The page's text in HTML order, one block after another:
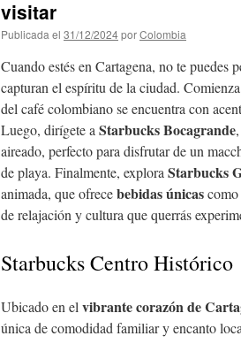
visitar
Publicada el 31/12/2024porColombia
Cuando estés en Cartagena, no te puedes
capturan el espíritu de la ciudad.
del café colombiano se encuentra con
Luego, dirígete a Starbucks Bocagrande
aireado, perfecto para disfrutar de un
de playa. Finalmente, explora Starbucks
animada, que ofrecebebidas únicas
de relajación y cultura que querrás
Starbucks Centro Histórico
Ubicado en el vibrante corazón de
única de comodidad familiar y encanto